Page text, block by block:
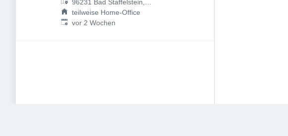
96231 Bad Staffelstein,
Deutschland
teilweise Home-Office
Veröffentlicht:
vor 2 Wochen